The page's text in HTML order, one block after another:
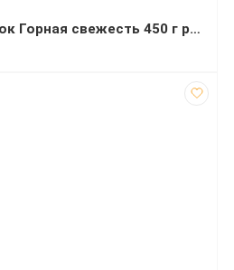
Стиральный порошок Горная свежесть 450 г ручная стирка